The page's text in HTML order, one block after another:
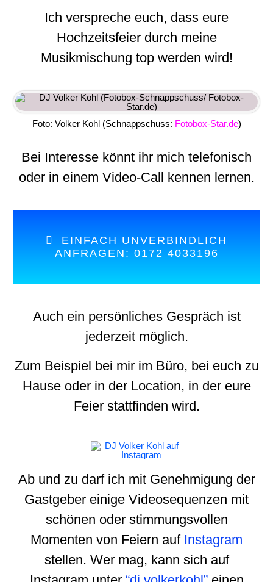
Ich verspreche euch, dass eure
Hochzeitsfeier durch meine
Musikmischung top werden wird!
Foto: Volker Kohl (Schnappschuss: Fotobox-Star.de)
Bei Interesse könnt ihr mich telefonisch
oder in einem Video-Call kennen lernen.
EINFACH UNVERBINDLICH
ANFRAGEN: 0172 4033196
Auch ein persönliches Gespräch ist
jederzeit möglich.
Zum Beispiel bei mir im Büro, bei euch zu
Hause oder in der Location, in der eure
Feier stattfinden wird.
Ab und zu darf ich mit Genehmigung der
Gastgeber einige Videosequenzen mit
schönen oder stimmungsvollen
Momenten von Feiern auf Instagram
stellen. Wer mag, kann sich auf